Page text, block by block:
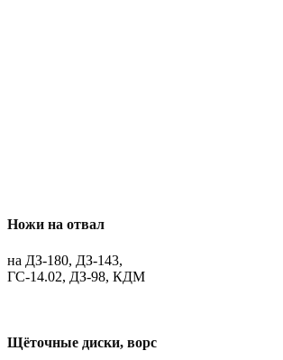
Ножи на отвал
на ДЗ-180, ДЗ-143,
ГС-14.02, ДЗ-98, КДМ
Щёточные диски, ворс